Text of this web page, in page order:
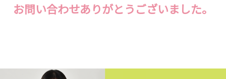
お問い合わせありがとうございました。